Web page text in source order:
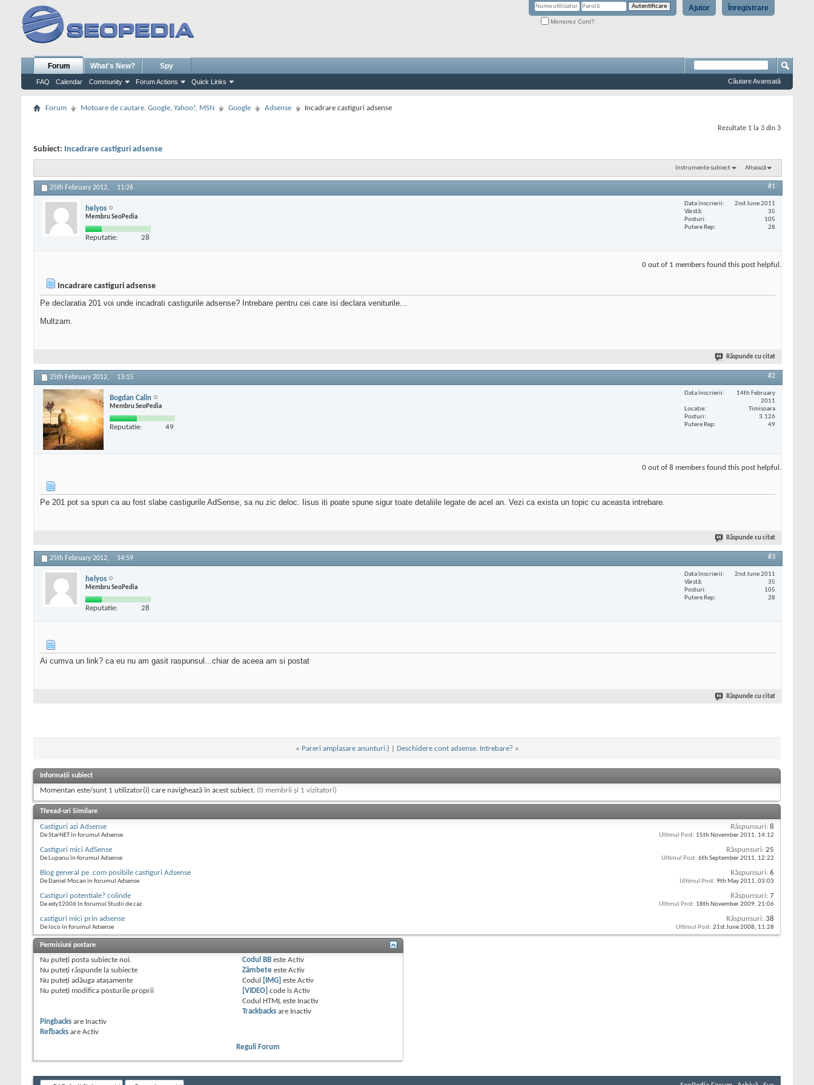
Înregistrare
Ajutor
Memorez Cont?
Forum
FAQ Calendar Community Forum Actions Quick Links
What's New? Spy
Căutare Avansată
Forum Motoare de cautare. Google, Yahoo!, MSN Google Adsense Incadrare castiguri adsense
Rezultate 1 la 3 din 3
Subiect: Incadrare castiguri adsense
Instrumente subiect Afișează
25th February 2012, 11:26 #1
helyos
Membru SeoPedia
Reputatie: 28
Data înscrierii
2nd June 2011
Vârstă
35
Posturi
105
Putere Rep
28
0 out of 1 members found this post helpful.
Incadrare castiguri adsense
Pe declaratia 201 voi unde incadrati castigurile adsense? Intrebare pentru cei care isi declara veniturile...
Multzam.
Răspunde cu citat
25th February 2012, 13:15 #2
Bogdan Calin
Membru SeoPedia
Reputatie: 49
Data înscrierii
14th February
2011
Locaţie
Timisoara
Posturi
3.126
Putere Rep
49
0 out of 8 members found this post helpful.
Pe 201 pot sa spun ca au fost slabe castigurile AdSense, sa nu zic deloc. Iisus iti poate spune sigur toate detaliile legate de acel an. Vezi ca exista un topic cu aceasta intrebare.
Răspunde cu citat
25th February 2012, 14:59 #3
helyos
Membru SeoPedia
Reputatie: 28
Data înscrierii
2nd June 2011
Vârstă
35
Posturi
105
Putere Rep
28
Ai cumva un link? ca eu nu am gasit raspunsul...chiar de aceea am si postat
Răspunde cu citat
« Pareri amplasare anunturi:) Deschidere cont adsense. Intrebare? »
Informații subiect
Momentan este/sunt 1 utilizator(i) care navighează în acest subiect. (0 membrii și 1 vizitatori)
Thread-uri Similare
Castiguri azi Adsense
De StarNET în forumul Adsense
Răspunsuri: 8
Ultimul Post: 15th November 2011, 14:12
Castiguri mici AdSense
De Lupanu în forumul Adsense
Răspunsuri: 25
Ultimul Post: 6th September 2011, 12:22
Blog general pe .com posibile castiguri Adsense
De Daniel Mocan în forumul Adsense
Răspunsuri: 6
Ultimul Post: 9th May 2011, 03:03
Castiguri potentiale? colinde
De edy12006 în forumul Studii de caz
Răspunsuri: 7
Ultimul Post: 18th November 2009, 21:06
castiguri mici prin adsense
De loco în forumul Adsense
Răspunsuri: 38
Ultimul Post: 21st June 2008, 11:28
Permisiuni postare
Nu puteţi posta subiecte noi.
Nu puteţi răspunde la subiecte
Nu puteţi adăuga ataşamente
Nu puteţi modifica posturile proprii
Codul BB esteActiv
Zâmbete esteActiv
Codul
[IMG] esteActiv
[VIDEO] code isActiv
Codul HTML este Inactiv
Trackbacks are Inactiv
Pingbacks are Inactiv
Refbacks are Activ
Reguli Forum